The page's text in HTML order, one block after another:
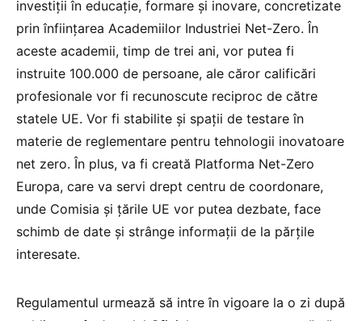
investiții în educație, formare și inovare, concretizate
prin înființarea Academiilor Industriei Net-Zero. În
aceste academii, timp de trei ani, vor putea fi
instruite 100.000 de persoane, ale căror calificări
profesionale vor fi recunoscute reciproc de către
statele UE. Vor fi stabilite și spații de testare în
materie de reglementare pentru tehnologii inovatoare
net zero. În plus, va fi creată Platforma Net-Zero
Europa, care va servi drept centru de coordonare,
unde Comisia și țările UE vor putea dezbate, face
schimb de date și strânge informații de la părțile
interesate.
Regulamentul urmează să intre în vigoare la o zi după